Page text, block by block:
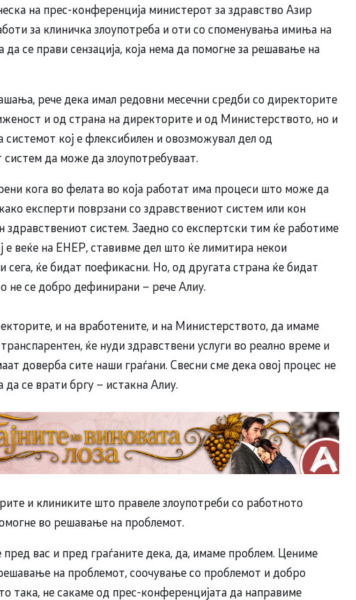
на прес-конференција министерот за здравство Азир
за клиничка злоупотреба и оти со споменувања имиња на
се прави сензација, која нема да помогне за решавање на
рече дека имал редовни месечни средби со директорите
и од страна на директорите и од Министерството, но и
системот кој е флексибилен и овозможувал дел од
да може да злоупотребуваат.
кога во фелата во која работат има процеси што може да
експерти поврзани со здравствениот систем или кон
систем. Заедно со експертски тим ќе работиме
е веќе на ЕНЕР, ставивме дел што ќе лимитира некои
сега, ќе бидат поефикасни. Но, од другата страна ќе бидат
не се добро дефинирани – рече Алиу.
и на вработените, и на Министерството, да имаме
ќе нуди здравствени услуги во реално време и
доверба сите наши граѓани. Свесни сме дека овој процес не
се врати бргу – истакна Алиу.
и клиниките што правеле злоупотреби со работното
во решавање на проблемот.
вас и пред граѓаните дека, да, имаме проблем. Цениме
на проблемот, соочување со проблемот и добро
така, не сакаме од прес-конференцијата да направиме